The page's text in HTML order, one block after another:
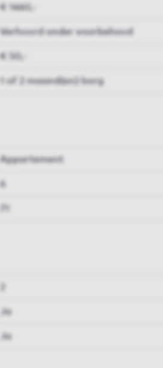
€ 1460,-
Verhuurd onder voorbehoud
€ 50,-
1 of 2 maand(en) borg
Appartement
6
71
Ja
Ja